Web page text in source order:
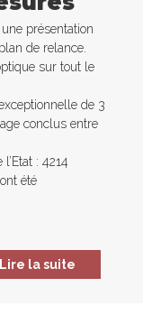
présentation
de relance.
sur tout le
de 3
conclus entre
: 4214
été
Lire la suite